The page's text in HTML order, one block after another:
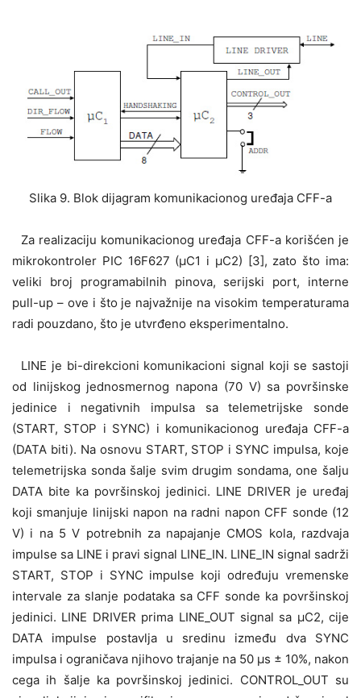
Slika 9. Blok dijagram komunikacionog uređaja CFF-a
Za realizaciju komunikacionog uređaja CFF-a korišćen je
mikrokontroler PIC 16F627 (μC1 i μC2) [3], zato što ima:
veliki broj programabilnih pinova, serijski port, interne
pull-up – ove i što je najvažnije na visokim temperaturama
radi pouzdano, što je utvrđeno eksperimentalno.
LINE je bi-direkcioni komunikacioni signal koji se sastoji
od linijskog jednosmernog napona (70 V) sa površinske
jedinice i negativnih impulsa sa telemetrijske sonde
(START, STOP i SYNC) i komunikacionog uređaja CFF-a
(DATA biti). Na osnovu START, STOP i SYNC impulsa, koje
telemetrijska sonda šalje svim drugim sondama, one šalju
DATA bite ka površinskoj jedinici. LINE DRIVER je uređaj
koji smanjuje linijski napon na radni napon CFF sonde (12
V) i na 5 V potrebnih za napajanje CMOS kola, razdvaja
impulse sa LINE i pravi signal LINE_IN. LINE_IN signal sadrži
START, STOP i SYNC impulse koji određuju vremenske
intervale za slanje podataka sa CFF sonde ka površinskoj
jedinici. LINE DRIVER prima LINE_OUT signal sa μC2, cije
DATA impulse postavlja u sredinu između dva SYNC
impulsa i ograničava njihovo trajanje na 50 μs ± 10%, nakon
cega ih šalje ka površinskoj jedinici. CONTROL_OUT su